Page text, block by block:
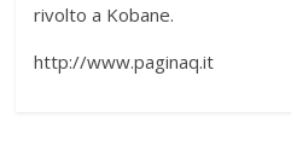
rivolto a Kobane.
http://www.paginaq.it